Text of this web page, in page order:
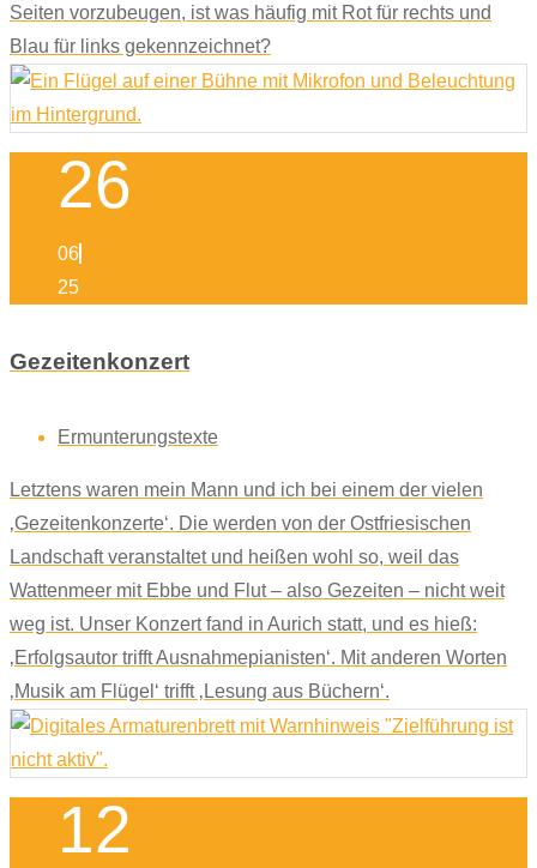
Seiten vorzubeugen, ist was häufig mit Rot für rechts und
Blau für links gekennzeichnet?
26
06
25
Gezeitenkonzert
Ermunterungstexte
Letztens waren mein Mann und ich bei einem der vielen
‚Gezeitenkonzerte‘. Die werden von der Ostfriesischen
Landschaft veranstaltet und heißen wohl so, weil das
Wattenmeer mit Ebbe und Flut – also Gezeiten – nicht weit
weg ist. Unser Konzert fand in Aurich statt, und es hieß:
‚Erfolgsautor trifft Ausnahmepianisten‘. Mit anderen Worten
‚Musik am Flügel‘ trifft ‚Lesung aus Büchern‘.
12